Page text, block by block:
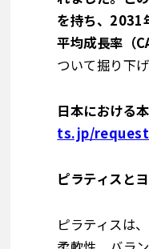
を持ち、2031
平均成長率（
ついて掘り下
日本における
ts.jp/
ピラティスと
ピラティスは